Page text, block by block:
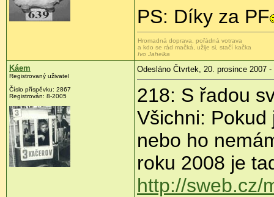
PS: Díky za PF
Hromadná doprava, pořádná votrava
a kdo se rád mačká, užije si, stačí kačka
Ivo Jahelka
Káem
Registrovaný uživatel
Číslo příspěvku: 2867
Registrován: 8-2005
Odesláno Čtvrtek, 20. prosince 2007 -
218: S řadou
Všichni:
nebo ho
roku 2008 je
http://sweb.cz/